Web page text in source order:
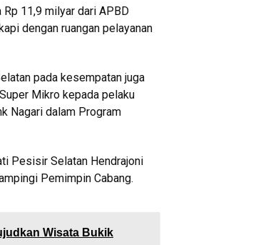
11,9 milyar dari APBD
dengan ruangan pelayanan
pada kesempatan juga
Mikro kepada pelaku
Nagari dalam Program
Pesisir Selatan Hendrajoni
Pemimpin Cabang.
Wisata Bukik